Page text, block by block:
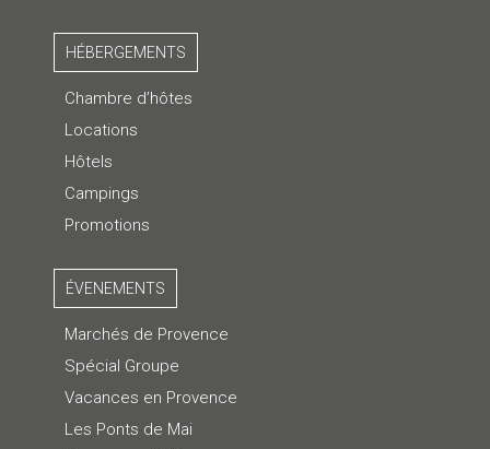
HÉBERGEMENTS
Chambre d’hôtes
Locations
Hôtels
Campings
Promotions
ÉVENEMENTS
Marchés de Provence
Spécial Groupe
Vacances en Provence
Les Ponts de Mai